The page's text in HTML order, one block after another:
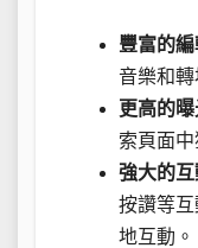
豐富的編
音樂和轉
更高的曝
索頁面
強大的互
按讚等
地互動。